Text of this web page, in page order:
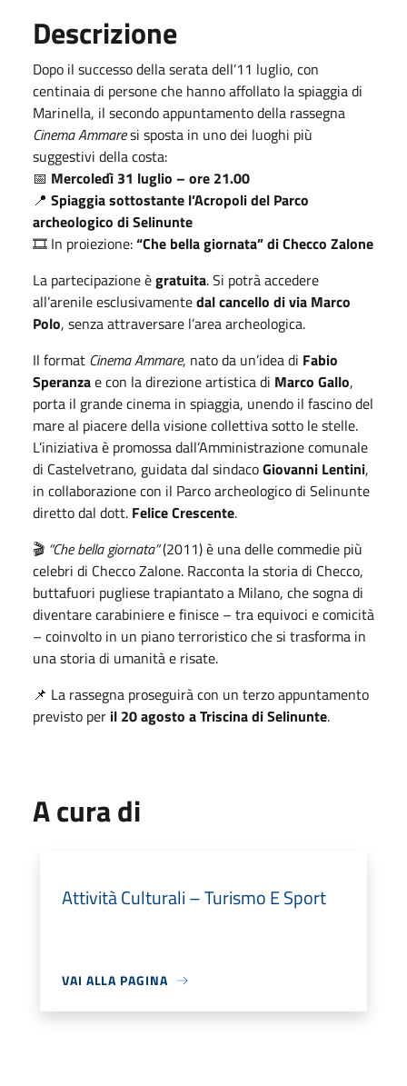
Descrizione
Dopo il successo della serata dell’11 luglio, con
centinaia di persone che hanno affollato la spiaggia di
Marinella, il secondo appuntamento della rassegna
Cinema Ammaresi sposta in uno dei luoghi più
suggestivi della costa:
📅 Mercoledì 31 luglio – ore 21.00
📍 Spiaggia sottostante l’Acropoli del Parco
archeologico di Selinunte
🎞️ In proiezione:“Che bella giornata” di Checco Zalone
La partecipazione ègratuita. Si potrà accedere
all’arenile esclusivamentedal cancello di via Marco
Polo, senza attraversare l’area archeologica.
Il format Cinema Ammare, nato da un’idea di Fabio
Speranzae con la direzione artistica di Marco Gallo,
porta il grande cinema in spiaggia, unendo il fascino del
mare al piacere della visione collettiva sotto le stelle.
L’iniziativa è promossa dall’Amministrazione comunale
di Castelvetrano, guidata dal sindacoGiovanni Lentini,
in collaborazione con il Parco archeologico di Selinunte
diretto dal dott. Felice Crescente.
🎬 “Che bella giornata”(2011) è una delle commedie più
celebri di Checco Zalone. Racconta la storia di Checco,
buttafuori pugliese trapiantato a Milano, che sogna di
diventare carabiniere e finisce – tra equivoci e comicità
– coinvolto in un piano terroristico che si trasforma in
una storia di umanità e risate.
📌 La rassegna proseguirà con un terzo appuntamento
previsto per il 20 agosto a Triscina di Selinunte.
A cura di
Attività Culturali – Turismo E Sport
VAI ALLA PAGINA